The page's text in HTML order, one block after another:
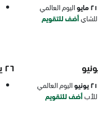
٢١ مايو
اليوم العالمي
للشايأضف للتقويم
٢١ يونيو
اليوم العالمي
للأبأضف للتقويم
٢٦ يونيو